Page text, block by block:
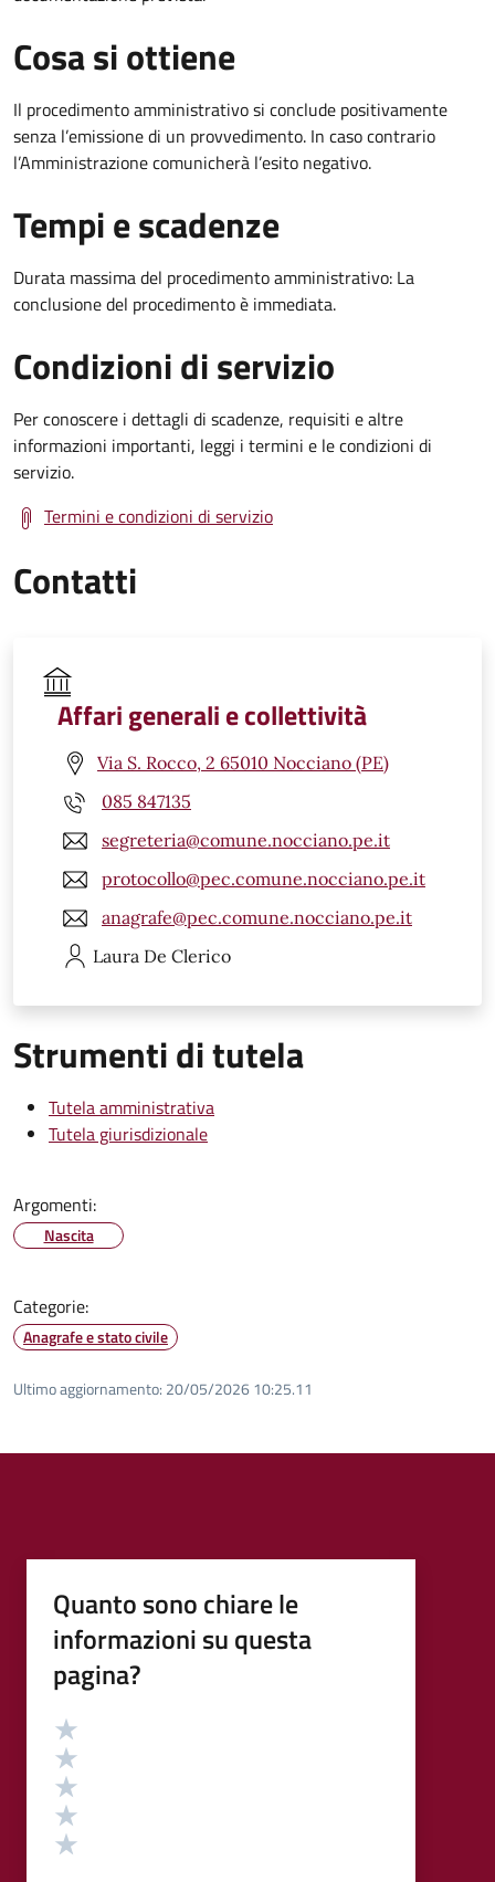
Cosa si ottiene
Il procedimento amministrativo si conclude positivamente
senza l’emissione di un provvedimento. In caso contrario
l’Amministrazione comunicherà l’esito negativo.
Tempi e scadenze
Durata massima del procedimento amministrativo: La
conclusione del procedimento è immediata.
Condizioni di servizio
Per conoscere i dettagli di scadenze, requisiti e altre
informazioni importanti, leggi i termini e le condizioni di
servizio.
Termini e condizioni di servizio
Contatti
Affari generali e collettività
Via S. Rocco, 2 65010 Nocciano (PE)
085 847135
segreteria@comune.nocciano.pe.it
protocollo@pec.comune.nocciano.pe.it
anagrafe@pec.comune.nocciano.pe.it
Laura De Clerico
Strumenti di tutela
Tutela amministrativa
Tutela giurisdizionale
Argomenti:
Nascita
Categorie:
Anagrafe e stato civile
Ultimo aggiornamento: 20/05/2026 10:25.11
Quanto sono chiare le
informazioni su questa
pagina?
Valutazione